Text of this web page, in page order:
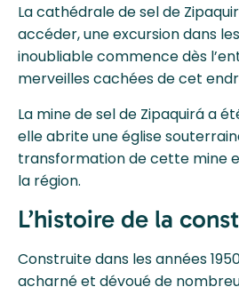
La cathédrale de sel de
accéder, une excursion dans
inoubliable commence dès
merveilles cachées de cet
La mine de sel de Zipaquirá a
elle abrite une église
transformation de cette mine
la région.
L’histoire de la
Construite dans les années
acharné et dévoué de